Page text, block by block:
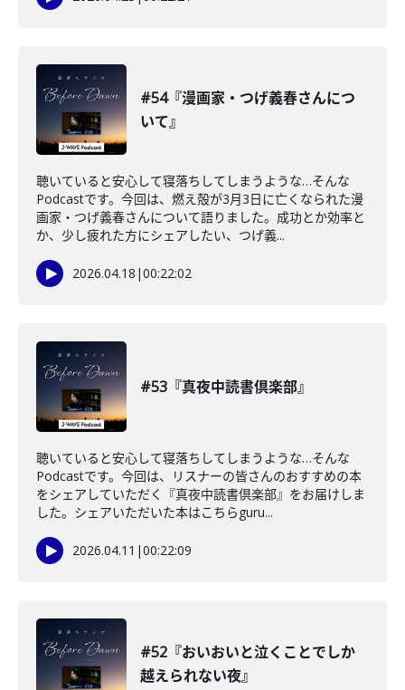
#54『漫画家・つげ義春さんにつ
いて』
聴いていると安心して寝落ちしてしまうような…そんな
Podcastです。今回は、燃え殻が3月3日に亡くなられた漫
画家・つげ義春さんについて語りました。成功とか効率と
か、少し疲れた方にシェアしたい、つげ義...
2026.04.18 |00:22:02
#53『真夜中読書倶楽部』
聴いていると安心して寝落ちしてしまうような…そんな
Podcastです。今回は、リスナーの皆さんのおすすめの本
をシェアしていただく『真夜中読書倶楽部』をお届けしま
した。シェアいただいた本はこちらguru...
2026.04.11 |00:22:09
#52『おいおいと泣くことでしか
越えられない夜』